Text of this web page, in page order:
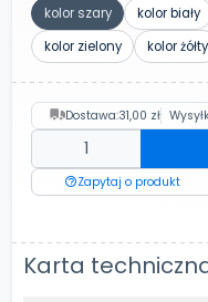
kolor szary kolor biały
kolor zielony
kolor żółty
Dostawa:31,00 zł
Zapytaj o produkt
Karta